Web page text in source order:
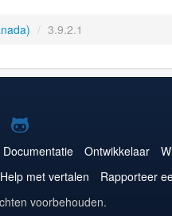
/ 3.9.2.1
op
Instagram
Joomla!
op
GitHub
Documentatie Ontwikkelaar
Help met vertalen Rapporteer
voorbehouden.